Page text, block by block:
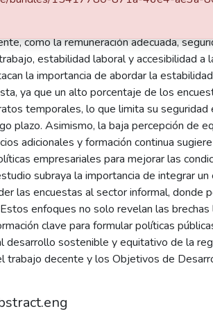
como objetivo principal diseñar y aplicar
como la remuneración adecuada,
estabilidad laboral y accesibilidad a
la importancia de abordar la
ya que un alto porcentaje de los
temporales, lo que limita su seguridad
plazo. Asimismo, la baja percepción de
adicionales y formación continua
empresariales para mejorar las
subraya la importancia de integrar
las encuestas al sector informal, donde
enfoques no solo revelan las brechas
clave para formular políticas
desarrollo sostenible y equitativo de la
trabajo decente y los Objetivos de